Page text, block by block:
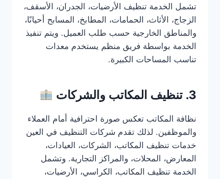
تشمل الخدمة تنظيف الأرضيات، الجدران، الأسقف،
الزجاج، الأثاث، الحمامات، المطابخ، المسابح أحيانًا،
والمناطق الخارجية حسب طلب العميل. ويتم تنفيذ
الخدمة بواسطة فريق منظم يستخدم معدات
تناسب المساحات الكبيرة.
3. تنظيف المكاتب والشركات
نظافة المكاتب تعكس صورة احترافية أمام العملاء
والموظفين. لذلك تقدم شركات التنظيف في العين
خدمات تنظيف المكاتب، الشركات، العيادات،
المعارض، المحلات، والمراكز التجارية. وتشمل
الخدمة تنظيف المكاتب، الكراسي، الأرضيات،